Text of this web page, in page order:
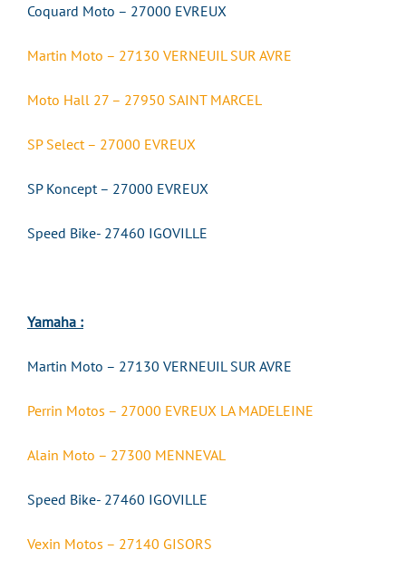
Coquard Moto – 27000 EVREUX
Martin Moto – 27130 VERNEUIL SUR AVRE
Moto Hall 27 – 27950 SAINT MARCEL
SP Select – 27000 EVREUX
SP Koncept – 27000 EVREUX
Speed Bike- 27460 IGOVILLE
Yamaha :
Martin Moto – 27130 VERNEUIL SUR AVRE
Perrin Motos – 27000 EVREUX LA MADELEINE
Alain Moto – 27300 MENNEVAL
Speed Bike- 27460 IGOVILLE
Vexin Motos – 27140 GISORS